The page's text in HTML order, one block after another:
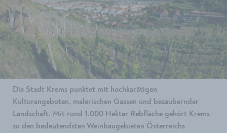
Die Stadt Krems punktet mit hochkarätigen
Kulturangeboten, malerischen Gassen und bezaubernder
Landschaft. Mit rund 1.000 Hektar Rebfläche gehört Krems
zu den bedeutendsten Weinbaugebieten Österreichs